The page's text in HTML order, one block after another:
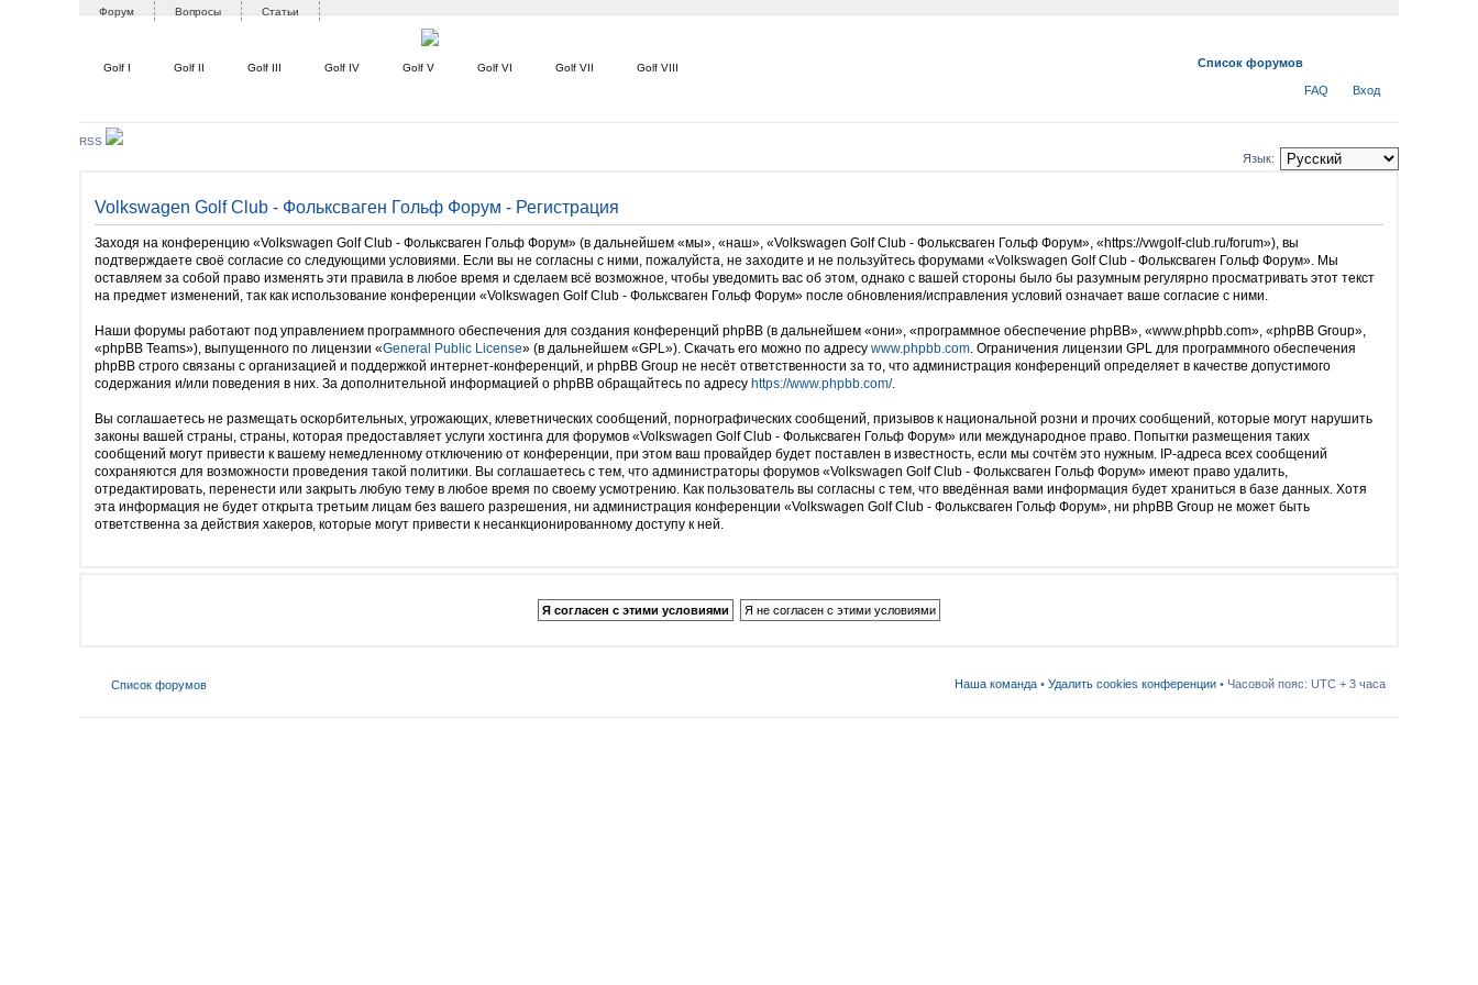
Форум Вопросы Статьи
Golf I Golf II Golf III Golf IV Golf V Golf VI Golf VII Golf VIII Список форумов
FAQ Вход
RSS
Язык:
Volkswagen Golf Club - Фольксваген Гольф Форум - Регистрация
Заходя на конференцию «Volkswagen Golf Club - Фольксваген Гольф Форум» (в дальнейшем «мы», «наш», «Volkswagen Golf Club - Фольксваген Гольф Форум», «https://vwgolf-club.ru/forum»), вы
подтверждаете своё согласие со следующими условиями. Если вы не согласны с ними, пожалуйста, не заходите и не пользуйтесь форумами «Volkswagen Golf Club - Фольксваген Гольф Форум». Мы
оставляем за собой право изменять эти правила в любое время и сделаем всё возможное, чтобы уведомить вас об этом, однако с вашей стороны было бы разумным регулярно просматривать этот текст
на предмет изменений, так как использование конференции «Volkswagen Golf Club - Фольксваген Гольф Форум» после обновления/исправления условий означает ваше согласие с ними.
Наши форумы работают под управлением программного обеспечения для создания конференций phpBB (в дальнейшем «они», «программное обеспечение phpBB», «www.phpbb.com», «phpBB Group»,
«phpBB Teams»), выпущенного по лицензии «General Public License» (в дальнейшем «GPL»). Скачать его можно по адресу www.phpbb.com. Ограничения лицензии GPL для программного обеспечения
phpBB строго связаны с организацией и поддержкой интернет-конференций, и phpBB Group не несёт ответственности за то, что администрация конференций определяет в качестве допустимого
содержания и/или поведения в них. За дополнительной информацией о phpBB обращайтесь по адресу https://www.phpbb.com/.
Вы соглашаетесь не размещать оскорбительных, угрожающих, клеветнических сообщений, порнографических сообщений, призывов к национальной розни и прочих сообщений, которые могут нарушить
законы вашей страны, страны, которая предоставляет услуги хостинга для форумов «Volkswagen Golf Club - Фольксваген Гольф Форум» или международное право. Попытки размещения таких
сообщений могут привести к вашему немедленному отключению от конференции, при этом ваш провайдер будет поставлен в известность, если мы сочтём это нужным. IP-адреса всех сообщений
сохраняются для возможности проведения такой политики. Вы соглашаетесь с тем, что администраторы форумов «Volkswagen Golf Club - Фольксваген Гольф Форум» имеют право удалить,
отредактировать, перенести или закрыть любую тему в любое время по своему усмотрению. Как пользователь вы согласны с тем, что введённая вами информация будет храниться в базе данных. Хотя
эта информация не будет открыта третьим лицам без вашего разрешения, ни администрация конференции «Volkswagen Golf Club - Фольксваген Гольф Форум», ни phpBB Group не может быть
ответственна за действия хакеров, которые могут привести к несанкционированному доступу к ней.
Список форумов Наша команда • Удалить cookies конференции • Часовой пояс: UTC + 3 часа